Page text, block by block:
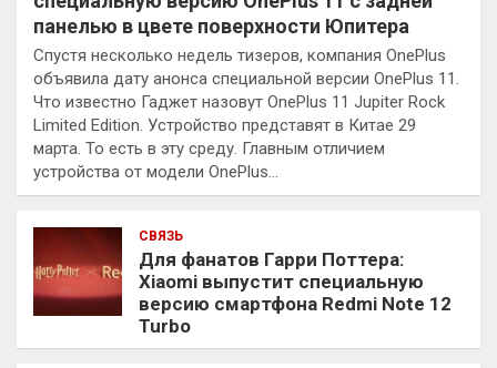
панелью в цвете поверхности Юпитера
Спустя несколько недель тизеров, компания OnePlus
объявила дату анонса специальной версии OnePlus 11.
Что известно Гаджет назовут OnePlus 11 Jupiter Rock
Limited Edition. Устройство представят в Китае 29
марта. То есть в эту среду. Главным отличием
устройства от модели OnePlus…
СВЯЗЬ
Для фанатов Гарри Поттера:
Xiaomi выпустит специальную
версию смартфона Redmi Note 12
Turbo